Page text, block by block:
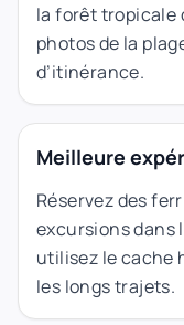
la forêt tropicale
photos de la
d’itinérance.
Meilleure
Réservez des
excursions dans
utilisez le cache
les longs trajets.